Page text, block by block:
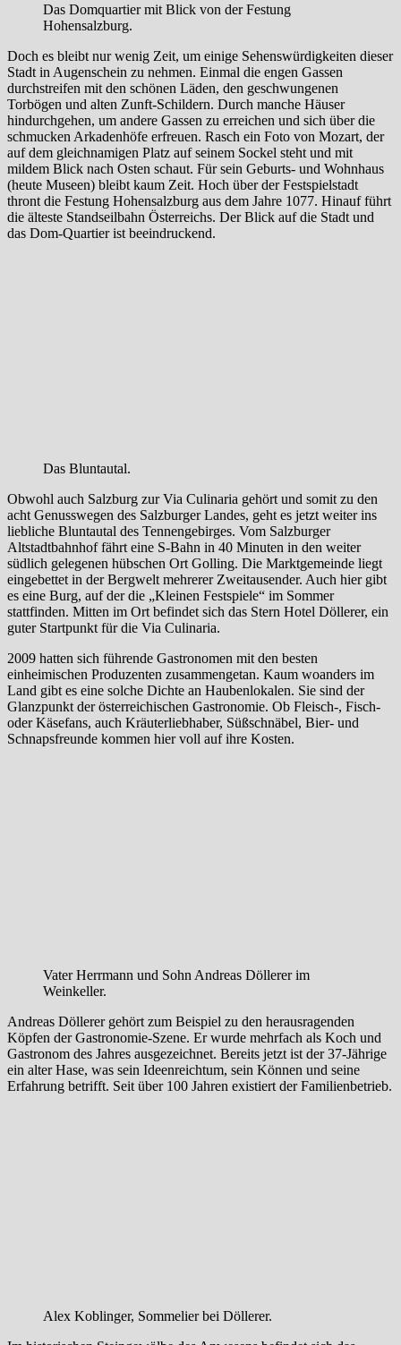
Das Domquartier mit Blick von der Festung
Hohensalzburg.
Doch es bleibt nur wenig Zeit, um einige Sehenswürdigkeiten dieser
Stadt in Augenschein zu nehmen. Einmal die engen Gassen
durchstreifen mit den schönen Läden, den geschwungenen
Torbögen und alten Zunft-Schildern. Durch manche Häuser
hindurchgehen, um andere Gassen zu erreichen und sich über die
schmucken Arkadenhöfe erfreuen. Rasch ein Foto von Mozart, der
auf dem gleichnamigen Platz auf seinem Sockel steht und mit
mildem Blick nach Osten schaut. Für sein Geburts- und Wohnhaus
(heute Museen) bleibt kaum Zeit. Hoch über der Festspielstadt
thront die Festung Hohensalzburg aus dem Jahre 1077. Hinauf führt
die älteste Standseilbahn Österreichs. Der Blick auf die Stadt und
das Dom-Quartier ist beeindruckend.
Das Bluntautal.
Obwohl auch Salzburg zur Via Culinaria gehört und somit zu den
acht Genusswegen des Salzburger Landes, geht es jetzt weiter ins
liebliche Bluntautal des Tennengebirges. Vom Salzburger
Altstadtbahnhof fährt eine S-Bahn in 40 Minuten in den weiter
südlich gelegenen hübschen Ort Golling. Die Marktgemeinde liegt
eingebettet in der Bergwelt mehrerer Zweitausender. Auch hier gibt
es eine Burg, auf der die „Kleinen Festspiele“ im Sommer
stattfinden. Mitten im Ort befindet sich das Stern Hotel Döllerer, ein
guter Startpunkt für die Via Culinaria.
2009 hatten sich führende Gastronomen mit den besten
einheimischen Produzenten zusammengetan. Kaum woanders im
Land gibt es eine solche Dichte an Haubenlokalen. Sie sind der
Glanzpunkt der österreichischen Gastronomie. Ob Fleisch-, Fisch-
oder Käsefans, auch Kräuterliebhaber, Süßschnäbel, Bier- und
Schnapsfreunde kommen hier voll auf ihre Kosten.
Vater Herrmann und Sohn Andreas Döllerer im
Weinkeller.
Andreas Döllerer gehört zum Beispiel zu den herausragenden
Köpfen der Gastronomie-Szene. Er wurde mehrfach als Koch und
Gastronom des Jahres ausgezeichnet. Bereits jetzt ist der 37-Jährige
ein alter Hase, was sein Ideenreichtum, sein Können und seine
Erfahrung betrifft. Seit über 100 Jahren existiert der Familienbetrieb.
Alex Koblinger, Sommelier bei Döllerer.